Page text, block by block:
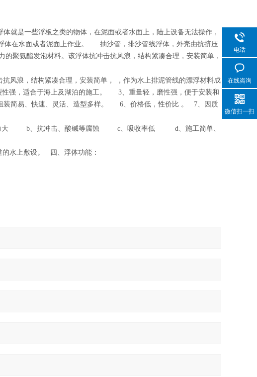
一些浮板之类的物体，在泥面或者水面上，陆上设备无法操作，
体在水面或者泥面上作业。 抽沙管，排沙管线浮体，外壳由抗挤压
聚氨酯发泡材料。该浮体抗冲击抗风浪，结构紧凑合理，安装简单，
，结构紧凑合理，安装简单， ，作为水上排泥管线的漂浮材料成
强，适合于海上及湖泊的施工。 3、重量轻，磨性强，便于安装和
简易、快速、灵活、造型多样。 6、价格低，性价比 。 7、因质
大 b、抗冲击、酸碱等腐蚀 c、吸收率低 d、施工简单、
道的水上敷设。 四、浮体功能：
电话
在线咨询
微信扫一扫